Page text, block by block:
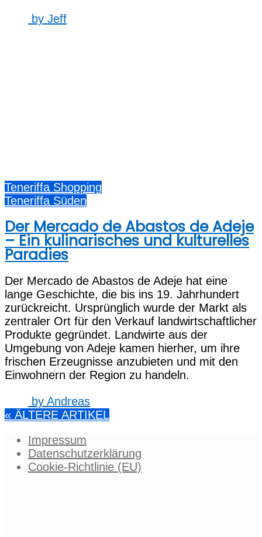
by Jeff
Teneriffa Shopping
Teneriffa Süden
Der Mercado de Abastos de Adeje
– Ein kulinarisches und kulturelles
Paradies
Der Mercado de Abastos de Adeje hat eine
lange Geschichte, die bis ins 19. Jahrhundert
zurückreicht. Ursprünglich wurde der Markt als
zentraler Ort für den Verkauf landwirtschaftlicher
Produkte gegründet. Landwirte aus der
Umgebung von Adeje kamen hierher, um ihre
frischen Erzeugnisse anzubieten und mit den
Einwohnern der Region zu handeln.
by Andreas
« ÄLTERE ARTIKEL
Impressum
Datenschutzerklärung
Cookie-Richtlinie (EU)